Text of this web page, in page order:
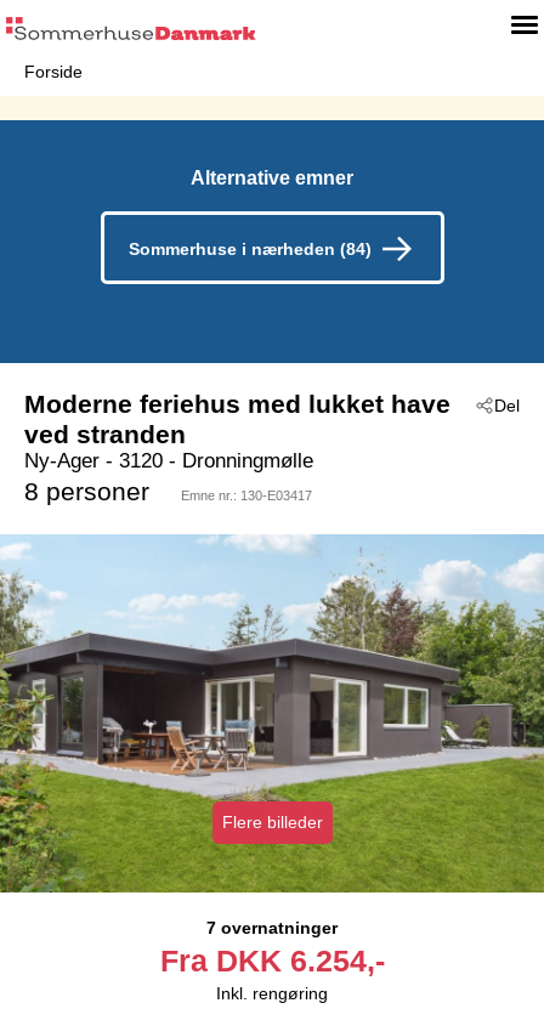
Forside
Alternative emner
Sommerhuse i nærheden (84)
Del
Moderne feriehus med lukket have
ved stranden
Ny-Ager - 3120 - Dronningmølle
8 personer Emne nr.: 130-E03417
Flere billeder
7 overnatninger
Fra DKK 6.254,-
Inkl. rengøring